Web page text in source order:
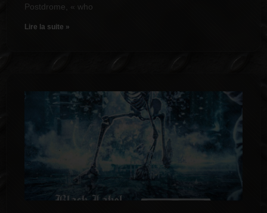
Postdrome, « who
Lire la suite »